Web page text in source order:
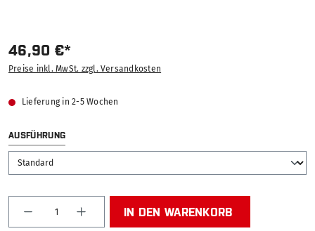
46,90 €*
Preise inkl. MwSt. zzgl. Versandkosten
Lieferung in 2-5 Wochen
AUSFÜHRUNGAUSWÄHLEN
Produkt Anzahl: Gib den gewünschten Wert ein
IN DEN WARENKORB